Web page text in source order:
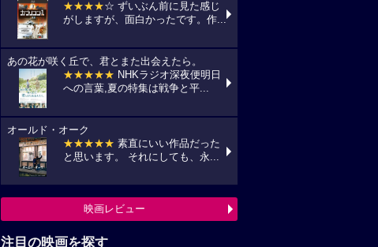
★★★★☆ ずいぶん前に見た感じ
がしますが、面白かったです。作...
あの花が咲く丘で、君とまた出会えたら。
★★★★★ NHKラジオ深夜便明日
への言葉,夏の特集は戦争と平...
オールド・オーク
★★★★★ 素直にいい作品だった
と思います。 それにしても、永...
映画レビュー
注目の映画を探す